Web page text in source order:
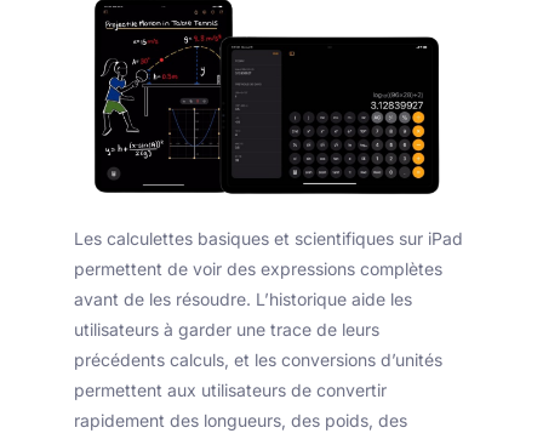
Les calculettes basiques et scientifiques sur iPad
permettent de voir des expressions complètes
avant de les résoudre. L’historique aide les
utilisateurs à garder une trace de leurs
précédents calculs, et les conversions d’unités
permettent aux utilisateurs de convertir
rapidement des longueurs, des poids, des